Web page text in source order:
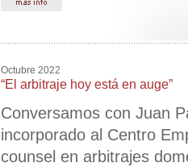
Octubre 2022
“El arbitraje hoy está en auge”
Conversamos con Juan
incorporado al Centro
counsel en arbitrajes